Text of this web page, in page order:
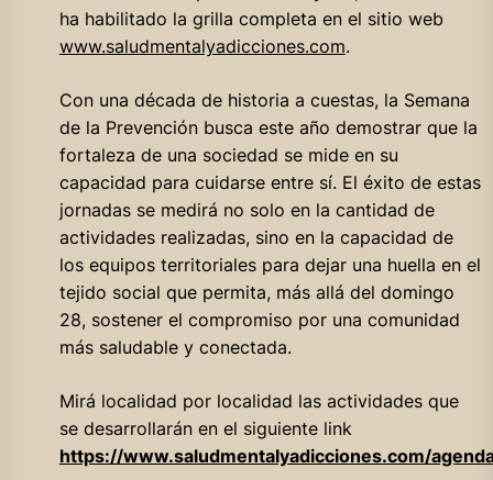
ha habilitado la grilla completa en el sitio web
www.saludmentalyadicciones.com.
Con una década de historia a cuestas, la Semana
de la Prevención busca este año demostrar que la
fortaleza de una sociedad se mide en su
capacidad para cuidarse entre sí. El éxito de estas
jornadas se medirá no solo en la cantidad de
actividades realizadas, sino en la capacidad de
los equipos territoriales para dejar una huella en el
tejido social que permita, más allá del domingo
28, sostener el compromiso por una comunidad
más saludable y conectada.
Mirá localidad por localidad las actividades que
se desarrollarán en el siguiente link
https://www.saludmentalyadicciones.com/